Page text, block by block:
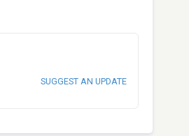
SUGGEST AN UPDATE